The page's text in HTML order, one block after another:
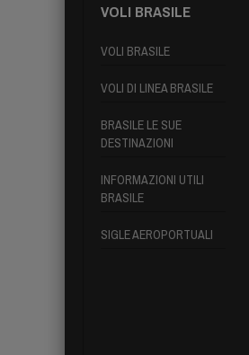
VOLI BRASILE
VOLI BRASILE
VOLI DI LINEA BRASILE
BRASILE LE SUE
DESTINAZIONI
INFORMAZIONI UTILI
BRASILE
SIGLE AEROPORTUALI